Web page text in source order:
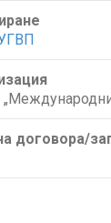
договора/